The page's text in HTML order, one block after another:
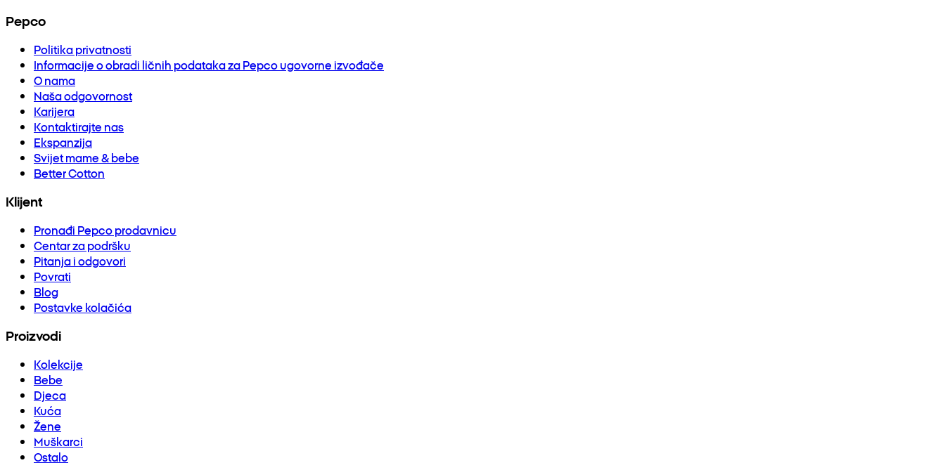
Pepco
Politika privatnosti
Informacije o obradi ličnih podataka za Pepco ugovorne izvođače
O nama
Naša odgovornost
Karijera
Kontaktirajte nas
Ekspanzija
Svijet mame & bebe
Better Cotton
Klijent
Pronađi Pepco prodavnicu
Centar za podršku
Pitanja i odgovori
Povrati
Blog
Postavke kolačića
Proizvodi
Kolekcije
Bebe
Djeca
Kuća
Žene
Muškarci
Ostalo